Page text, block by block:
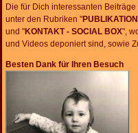
Die für Dich interessanten
unter den Rubriken "
und "KONTAKT - SOCIAL BOX",
und Videos deponiert sind, sowie
Besten Dank für Ihren Besuch